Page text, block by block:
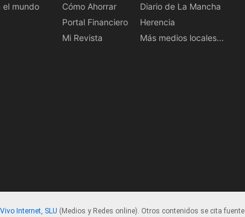
el mundo
Cómo Ahorrar
Portal Financiero
Mi Revista
Diario de La Mancha
Herencia
Más medios locales...
Internet, SLU (Medios y Redes online). Otros contenidos se cita